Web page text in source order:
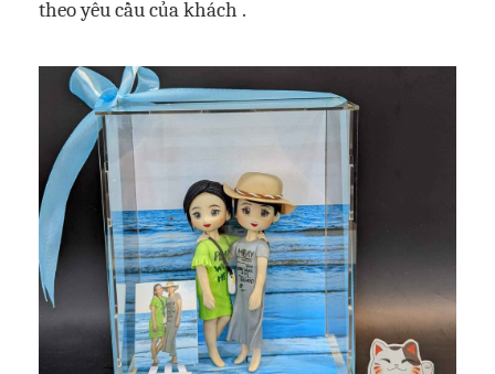
theo yêu cầu của khách .